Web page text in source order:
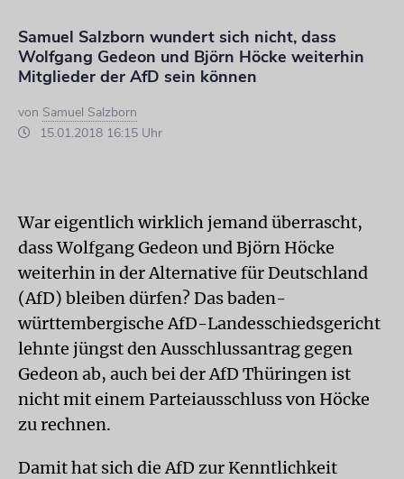
Samuel Salzborn wundert sich nicht, dass
Wolfgang Gedeon und Björn Höcke weiterhin
Mitglieder der AfD sein können
von Samuel Salzborn
15.01.2018 16:15 Uhr
War eigentlich wirklich jemand überrascht,
dass Wolfgang Gedeon und Björn Höcke
weiterhin in der Alternative für Deutschland
(AfD) bleiben dürfen? Das baden-
württembergische AfD-Landesschiedsgericht
lehnte jüngst den Ausschlussantrag gegen
Gedeon ab, auch bei der AfD Thüringen ist
nicht mit einem Parteiausschluss von Höcke
zu rechnen.
Damit hat sich die AfD zur Kenntlichkeit